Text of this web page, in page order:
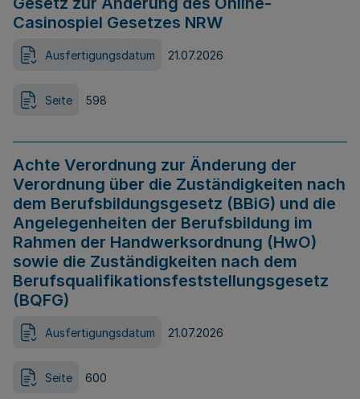
Casinospiel Gesetzes NRW
Ausfertigungsdatum 21.07.2026
Seite 598
Achte Verordnung zur Änderung der
Verordnung über die Zuständigkeiten nach
dem Berufsbildungsgesetz (BBiG) und die
Angelegenheiten der Berufsbildung im
Rahmen der Handwerksordnung (HwO)
sowie die Zuständigkeiten nach dem
Berufsqualifikationsfeststellungsgesetz
(BQFG)
Ausfertigungsdatum 21.07.2026
Seite 600